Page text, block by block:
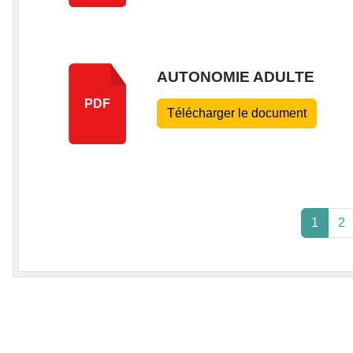
PDF
AUTONOMIE ADULTE
Télécharger le document
1 2